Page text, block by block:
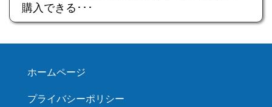
購入できる･･･
ホームページ
プライバシーポリシー